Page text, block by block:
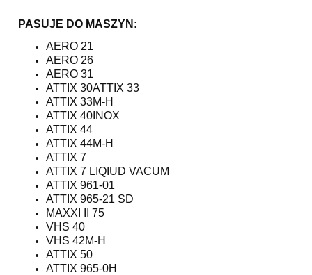
PASUJE DO MASZYN:
AERO 21
AERO 26
AERO 31
ATTIX 30ATTIX 33
ATTIX 33M-H
ATTIX 40INOX
ATTIX 44
ATTIX 44M-H
ATTIX 7
ATTIX 7 LIQIUD VACUM
ATTIX 961-01
ATTIX 965-21 SD
MAXXI II 75
VHS 40
VHS 42M-H
ATTIX 50
ATTIX 965-0H